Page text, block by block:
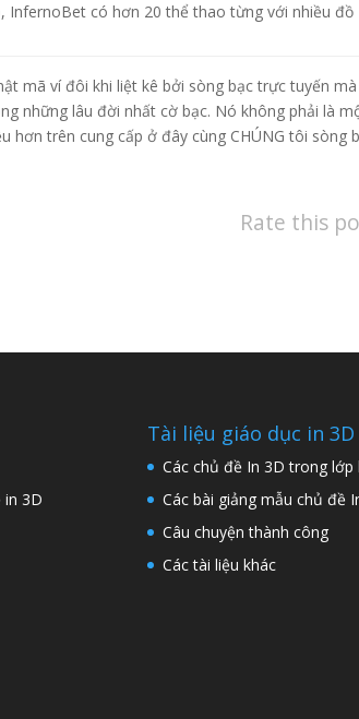
InfernoBet có hơn 20 thể thao từng với nhiều đồ
mã ví đôi khi liệt kê bởi sòng bạc trực tuyến mà
những lâu đời nhất cờ bạc. Nó không phải là
hơn trên cung cấp ở đây cùng CHÚNG tôi sòng
Rate this
in 3D
Tài liệu giáo dục in 3D
Các chủ đề In 3D trong lớp
Các bài giảng mẫu chủ đề
Câu chuyện thành công
Các tài liệu khác